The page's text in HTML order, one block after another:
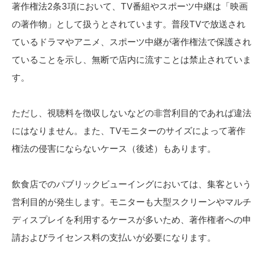
著作権法2条3項において、TV番組やスポーツ中継は「映画
の著作物」として扱うとされています。普段TVで放送され
ているドラマやアニメ、スポーツ中継が著作権法で保護され
ていることを示し、無断で店内に流すことは禁止されていま
す。
ただし、視聴料を徴収しないなどの非営利目的であれば違法
にはなりません。また、TVモニターのサイズによって著作
権法の侵害にならないケース（後述）もあります。
飲食店でのパブリックビューイングにおいては、集客という
営利目的が発生します。モニターも大型スクリーンやマルチ
ディスプレイを利用するケースが多いため、著作権者への申
請およびライセンス料の支払いが必要になります。